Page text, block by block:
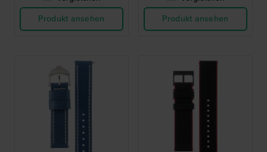
Produkt ansehen
Produkt ansehen